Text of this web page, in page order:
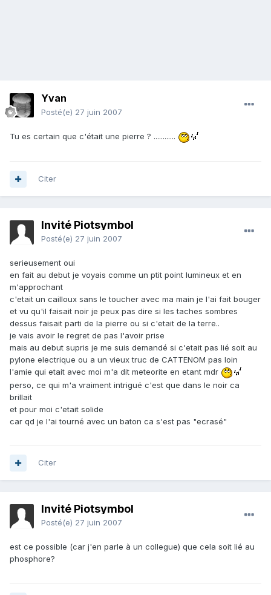
Yvan
Posté(e) 27 juin 2007
Tu es certain que c'était une pierre ? ............
Citer
Invité Piotsymbol
Posté(e) 27 juin 2007
serieusement oui
en fait au debut je voyais comme un ptit point lumineux et en
m'approchant
c'etait un cailloux sans le toucher avec ma main je l'ai fait bouger
et vu qu'il faisait noir je peux pas dire si les taches sombres
dessus faisait parti de la pierre ou si c'etait de la terre..
je vais avoir le regret de pas l'avoir prise
mais au debut supris je me suis demandé si c'etait pas lié soit au
pylone electrique ou a un vieux truc de CATTENOM pas loin
l'amie qui etait avec moi m'a dit meteorite en etant mdr
perso, ce qui m'a vraiment intrigué c'est que dans le noir ca
brillait
et pour moi c'etait solide
car qd je l'ai tourné avec un baton ca s'est pas "ecrasé"
Citer
Invité Piotsymbol
Posté(e) 27 juin 2007
est ce possible (car j'en parle à un collegue) que cela soit lié au
phosphore?